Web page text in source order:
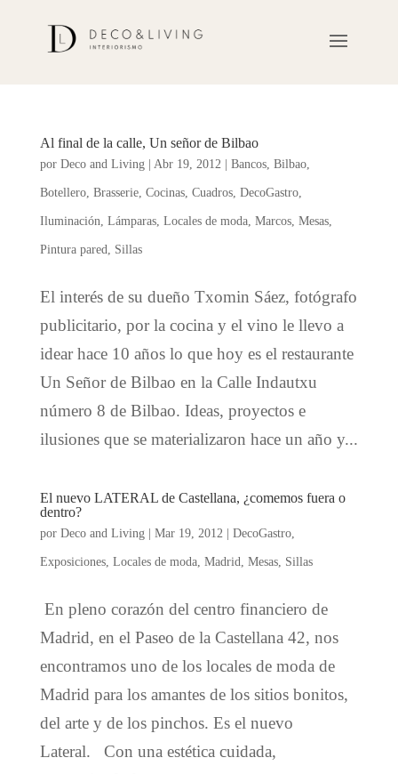
Al final de la calle, Un señor de Bilbao
por Deco and Living| Abr 19, 2012 | Bancos, Bilbao,
Botellero, Brasserie, Cocinas, Cuadros, DecoGastro,
Iluminación Lámparas, Locales de moda, Marcos, Mesas,
Pintura pared Sillas
El interés de su dueño Txomin Sáez, fotógrafo
publicitario, por la cocina y el vino le llevo a
idear hace 10 años lo que hoy es el restaurante
Un Señor de Bilbao en la Calle Indautxu
número 8 de Bilbao. Ideas, proyectos e
ilusiones que se materializaron hace un año y...
El nuevo LATERAL de Castellana, ¿comemos fuera o
dentro?
por Deco and Living| Mar 19, 2012 | DecoGastro,
Exposiciones, Locales de moda, Madrid Mesas, Sillas
En pleno corazón del centro financiero de
Madrid, en el Paseo de la Castellana 42, nos
encontramos uno de los locales de moda de
Madrid para los amantes de los sitios bonitos,
del arte y de los pinchos. Es el nuevo
Lateral. Con una estética cuidada,